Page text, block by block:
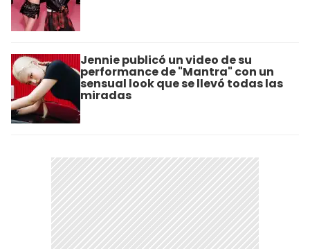
Jennie publicó un video de su
performance de "Mantra" con un
sensual look que se llevó todas las
miradas